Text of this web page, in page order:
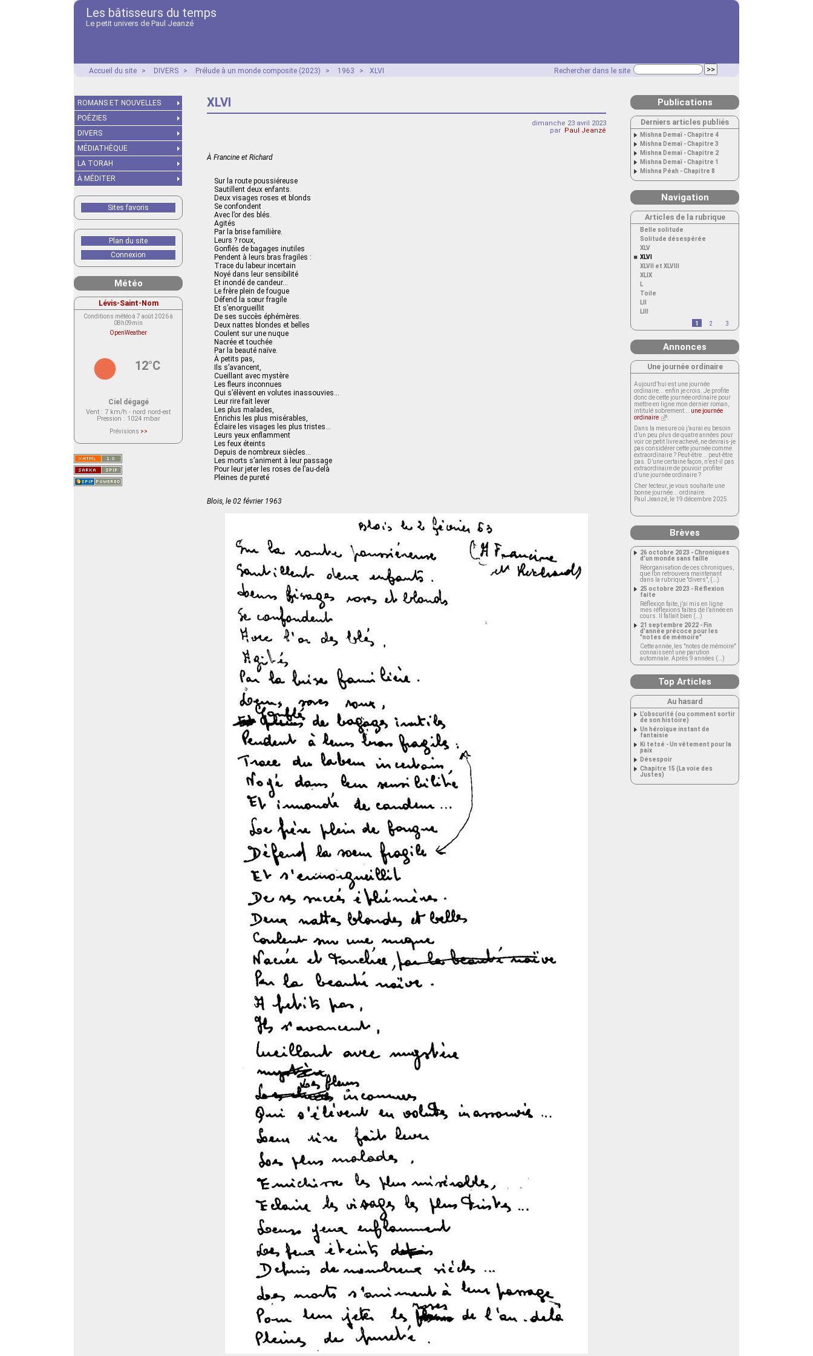
Les bâtisseurs du temps
Le petit univers de Paul Jeanzé
Rechercher dans le site
Accueil du site > DIVERS > Prélude à un monde composite (2023) > 1963 > XLVI
XLVI
dimanche 23 avril 2023
par Paul Jeanzé
À Francine et Richard
Sur la route poussiéreuse
Sautillent deux enfants.
Deux visages roses et blonds
Se confondent
Avec l’or des blés.
Agités
Par la brise familière.
Leurs ? roux,
Gonflés de bagages inutiles
Pendent à leurs bras fragiles :
Trace du labeur incertain
Noyé dans leur sensibilité
Et inondé de candeur…
Le frère plein de fougue
Défend la sœur fragile
Et s’enorgueillit
De ses succès éphémères.
Deux nattes blondes et belles
Coulent sur une nuque
Nacrée et touchée
Par la beauté naïve.
À petits pas,
Ils s’avancent,
Cueillant avec mystère
Les fleurs inconnues
Qui s’élèvent en volutes inassouvies…
Leur rire fait lever
Les plus malades,
Enrichis les plus misérables,
Éclaire les visages les plus tristes…
Leurs yeux enflamment
Les feux éteints
Depuis de nombreux siècles…
Les morts s’animent à leur passage
Pour leur jeter les roses de l’au-delà
Pleines de pureté
Blois, le 02 février 1963
ROMANS ET NOUVELLES
POÉZIES
DIVERS
MÉDIATHÈQUE
LA TORAH
À MÉDITER
Sites favoris
Plan du site
Connexion
Météo
Lévis-Saint-Nom
Conditions météo à 7 août 2026 à
08h09min
OpenWeather
12°C
Ciel dégagé
Vent : 7 km/h - nord nord-est
Pression : 1024 mbar
Prévisions >>
actuellement aucune prévision
Saint-Nom.
Veuillez consulter le message du
service ci-dessous.
(401 - Invalid API key. Please see
https://openweathermap.org/faq#error401
Publications
Derniers articles publiés
Mishna Demaï - Chapitre 4
Mishna Demaï - Chapitre 3
Mishna Demaï - Chapitre 2
Mishna Demaï - Chapitre 1
Mishna Péah - Chapitre 8
Navigation
Articles de la rubrique
Belle solitude
Solitude désespérée
XLV
XLVI
XLVII et XLVIII
XLIX
L
Toile
LII
LIII
1
2 3
Annonces
Une journée ordinaire
Aujourd’hui est une journée
ordinaire... enfin je crois. Je profite
donc de cette journée ordinaire pour
mettre en ligne mon dernier roman,
intitulé sobrement... une journée
ordinaire
Dans la mesure où j’aurai eu besoin
d’un peu plus de quatre années pour
voir ce petit livre achevé, ne devrais-je
pas considérer cette journée comme
extraordinaire ? Peut-être... peut-être
pas. D’une certaine façon, n’est-il pas
extraordinaire de pouvoir profiter
d’une journée ordinaire ?
Cher lecteur, je vous souhaite une
bonne journée... ordinaire.
Paul Jeanzé, le 19 décembre 2025
Brèves
26 octobre 2023 - Chroniques
d’un monde sans faille
Réorganisation de ces chroniques,
que l’on retrouvera maintenant
dans la rubrique "divers", (…)
25 octobre 2023 - Réflexion
faite
Réflexion faite, j’ai mis en ligne
mes réflexions faites de l’année en
cours. Il fallait bien (…)
21 septembre 2022 - Fin
d’année précoce pour les
"notes de mémoire"
Cette année, les "notes de mémoire"
connaissent une parution
automnale. Après 9 années (…)
Top Articles
Au hasard
L’obscurité (ou comment sortir
de son histoire)
Un héroïque instant de
fantaisie
Ki tetsé - Un vêtement pour la
paix
Désespoir
Chapitre 15 (La voie des
Justes)